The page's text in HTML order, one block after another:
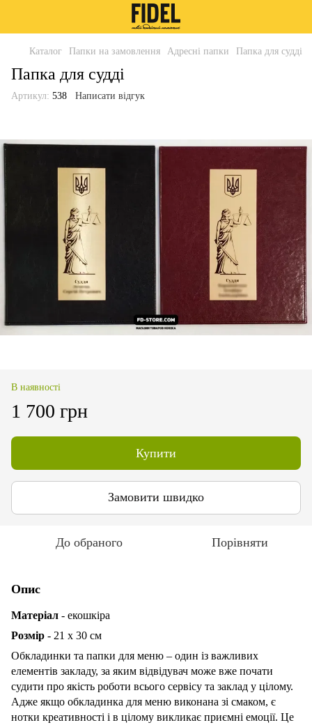
Каталог Папки на замовлення Адресні папки Папка для судді
Папка для судді
Артикул: 538 Написати відгук
В наявності
1 700 грн
Купити
Замовити швидко
До обраного Порівняти
Опис
Матеріал - екошкіра
Розмір - 21 х 30 см
Обкладинки та папки для меню – один із важливих
елементів закладу, за яким відвідувач може вже почати
судити про якість роботи всього сервісу та заклад у цілому.
Адже якщо обкладинка для меню виконана зі смаком, є
нотки креативності і в цілому викликає приємні емоції. Це